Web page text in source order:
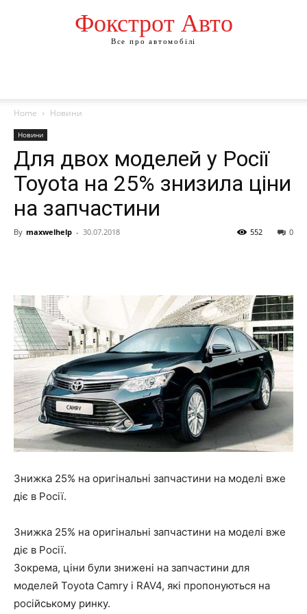
Фокстрот Авто
Все про автомобілі
Home Новини
Новини
Для двох моделей у Росії
Toyota на 25% знизила ціни
на запчастини
By maxwelhelp - 30.07.2018 0
552
Знижка 25% на оригінальні запчастини на моделі вже
діє в Росії.
Знижка 25% на оригінальні запчастини на моделі вже
діє в Росії.
Зокрема, ціни були знижені на запчастини для
моделей Toyota Camry і RAV4, які пропонуються на
російському ринку.